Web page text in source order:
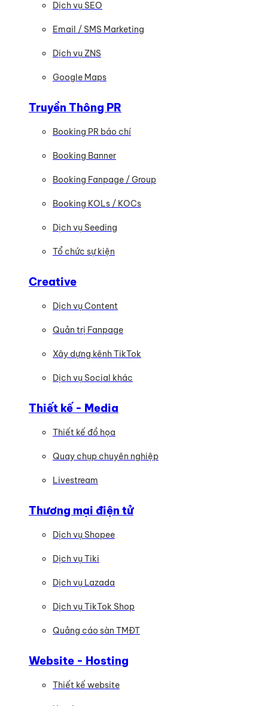
Dịch vụ SEO
Email / SMS Marketing
Dịch vụ ZNS
Google Maps
Truyền Thông PR
Booking PR báo chí
Booking Banner
Booking Fanpage / Group
Booking KOLs / KOCs
Dịch vụ Seeding
Tổ chức sự kiện
Creative
Dịch vụ Content
Quản trị Fanpage
Xây dựng kênh TikTok
Dịch vụ Social khác
Thiết kế - Media
Thiết kế đồ họa
Quay chụp chuyên nghiệp
Livestream
Thương mại điện tử
Dịch vụ Shopee
Dịch vụ Tiki
Dịch vụ Lazada
Dịch vụ TikTok Shop
Quảng cáo sàn TMĐT
Website - Hosting
Thiết kế website